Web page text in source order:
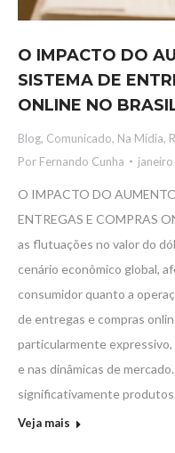
O IMPACTO DO
SISTEMA DE
ONLINE NO
Blog, Comunicado, Na Mídia,
Por Fernando Cunha
O IMPACTO DO
ENTREGAS E COMPRAS
as flutuações no valor do
cenário econômico global,
consumidor quanto a
de entregas e compras
particularmente
e nas dinâmicas de
significativamente
Veja mais